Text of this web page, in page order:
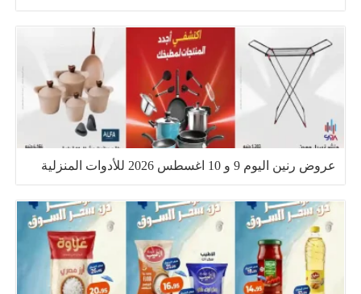
عروض رنين اليوم 9 و 10 اغسطس 2026 للأدوات المنزلية